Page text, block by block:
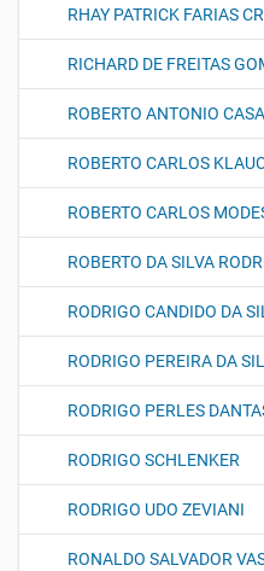
RHAY PATRICK FARIAS
RICHARD DE FREITAS
ROBERTO ANTONIO
ROBERTO CARLOS
ROBERTO CARLOS
ROBERTO DA SILVA
RODRIGO CANDIDO DA
RODRIGO PEREIRA DA
RODRIGO PERLES
RODRIGO SCHLENKER
RODRIGO UDO ZEVIANI
RONALDO SALVADOR